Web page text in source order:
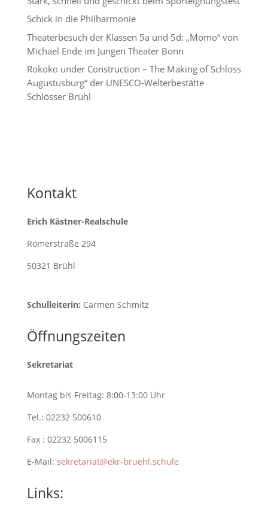
Schick in die Philharmonie
Theaterbesuch der Klassen 5a und 5d: „Momo“ von
Michael Ende im Jungen Theater Bonn
Rokoko under Construction – The Making of Schloss
Augustusburg“ der UNESCO-Welterbestätte
Schlösser Brühl
Kontakt
Erich Kästner-Realschule
Römerstraße 294
50321 Brühl
Schulleiterin: Carmen Schmitz
Öffnungszeiten
Sekretariat
Montag bis Freitag: 8:00-13:00 Uhr
Tel.: 02232 500610
Fax : 02232 5006115
E-Mail: sekretariat@ekr-bruehl.schule
Links: